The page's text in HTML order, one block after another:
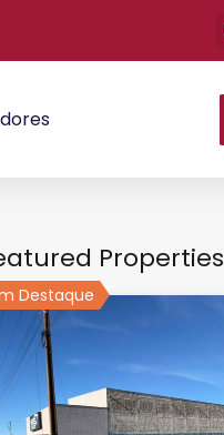
Properties
Destaque